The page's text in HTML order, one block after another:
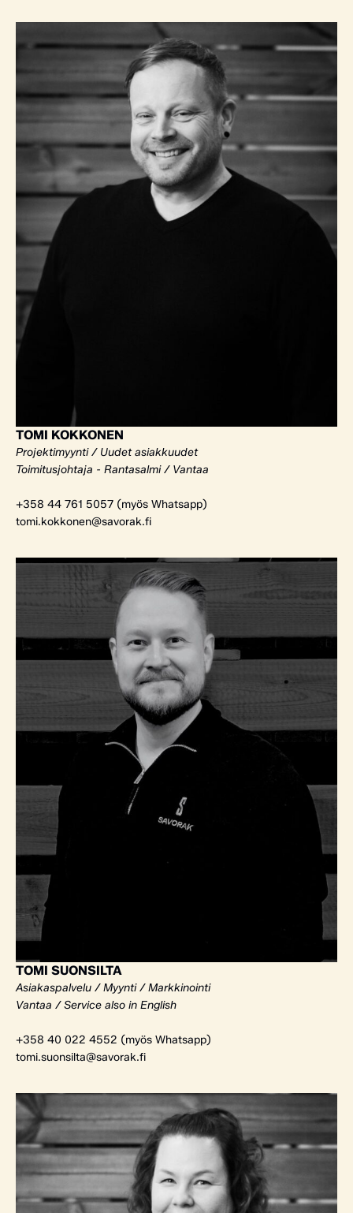
TOMI KOKKONEN
Projektimyynti / Uudet asiakkuudet
Toimitusjohtaja - Rantasalmi / Vantaa
+358 44 761 5057 (myös Whatsapp)
tomi.kokkonen@savorak.fi
TOMI SUONSILTA
Asiakaspalvelu / Myynti / Markkinointi
Vantaa / Service also in English
+358 40 022 4552 (myös Whatsapp)
tomi.suonsilta@savorak.fi